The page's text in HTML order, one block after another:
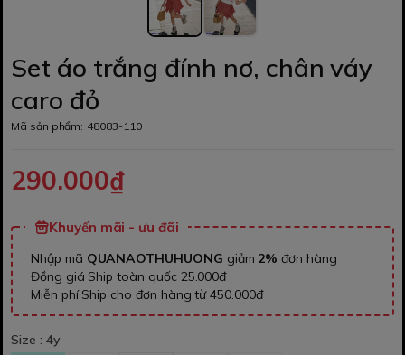
Set áo trắng đính nơ, chân váy
caro đỏ
Mã sản phẩm: 48083-110
290.000₫
Khuyến mãi - ưu đãi
Nhập mã QUANAOTHUHUONG giảm 2% đơn hàng
Đồng giá Ship toàn quốc 25.000đ
Miễn phí Ship cho đơn hàng từ 450.000đ
Size : 4y